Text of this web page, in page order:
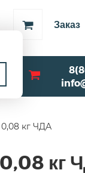
Заказ
кг ЧДА
кг